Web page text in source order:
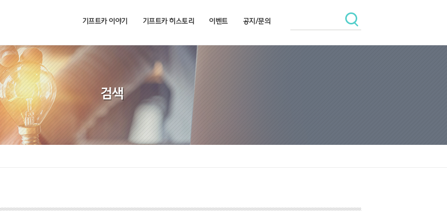
기프트카 이야기 기프트카 히스토리 이벤트 공지/문의
검색